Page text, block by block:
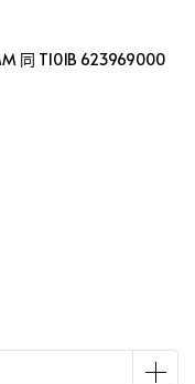
同 T101B 623969000